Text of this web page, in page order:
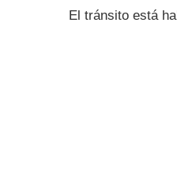
El tránsito está